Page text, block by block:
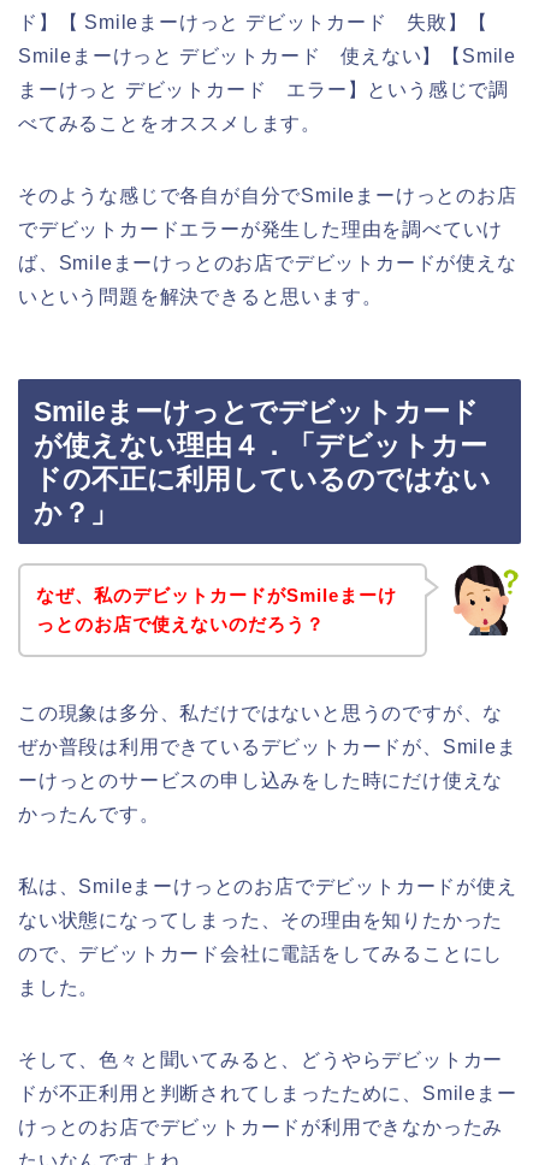
ド】【 Smileまーけっと デビットカード 失敗】【
Smileまーけっと デビットカード 使えない】【Smile
まーけっと デビットカード エラー】という感じで調
べてみることをオススメします。
そのような感じで各自が自分でSmileまーけっとのお店
でデビットカードエラーが発生した理由を調べていけ
ば、Smileまーけっとのお店でデビットカードが使えな
いという問題を解決できると思います。
Smileまーけっとでデビットカード
が使えない理由４．「デビットカー
ドの不正に利用しているのではない
か？」
なぜ、私のデビットカードがSmileまーけ
っとのお店で使えないのだろう？
この現象は多分、私だけではないと思うのですが、な
ぜか普段は利用できているデビットカードが、Smileま
ーけっとのサービスの申し込みをした時にだけ使えな
かったんです。
私は、Smileまーけっとのお店でデビットカードが使え
ない状態になってしまった、その理由を知りたかった
ので、デビットカード会社に電話をしてみることにし
ました。
そして、色々と聞いてみると、どうやらデビットカー
ドが不正利用と判断されてしまったために、Smileまー
けっとのお店でデビットカードが利用できなかったみ
たいなんですよね。